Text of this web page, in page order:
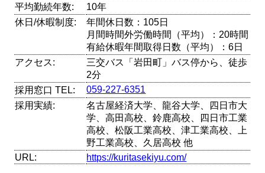
平均勤続年数:
10年
休日/休暇制度:
年間休日数：105日
月間時間外労働時間（平均）：20時間
有給休暇年間取得日数（平均）：6日
アクセス:
三交バス「岩田町」バス停から、徒歩
2分
採用窓口 TEL:
059-227-6351
採用実績:
名古屋経済大学、龍谷大学、四日市大
学、高田高校、鈴鹿高校、四日市工業
高校、松阪工業高校、津工業高校、上
野工業高校、久居高校 他
URL:
https://kuritasekiyu.com/